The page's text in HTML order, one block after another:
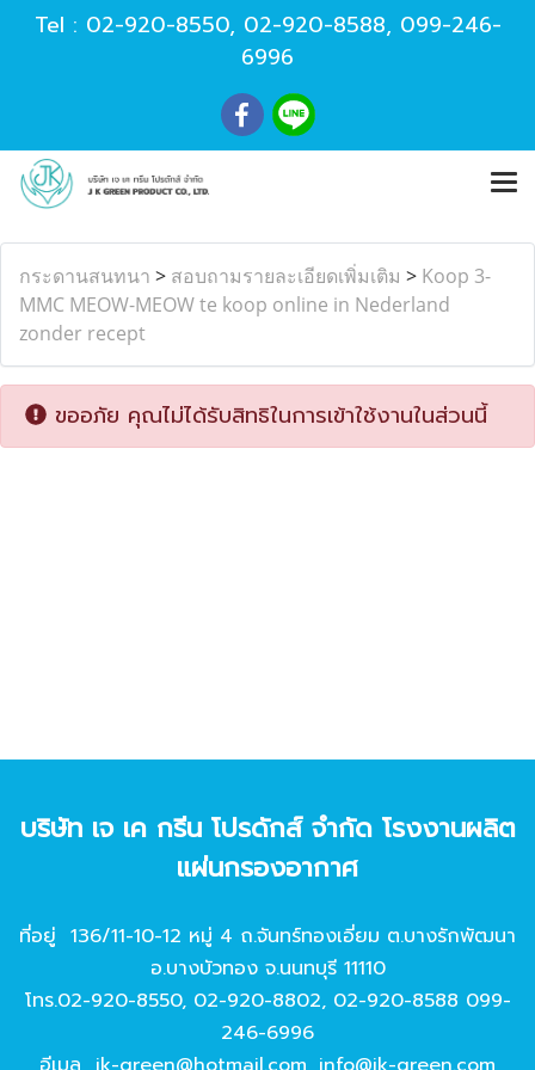
Tel : 02-920-8550, 02-920-8588, 099-246-
6996
กระดานสนทนา > สอบถามรายละเอียดเพิ่มเติม > Koop 3-
MMC MEOW-MEOW te koop online in Nederland
zonder recept
ขออภัย คุณไม่ได้รับสิทธิในการเข้าใช้งานในส่วนนี้
บริษัท เจ เค กรีน โปรดักส์ จํากัด โรงงานผลิต
แผ่นกรองอากาศ
ที่อยู่ 136/11-10-12 หมู่ 4 ถ.จันทร์ทองเอี่ยม ต.บางรักพัฒนา
อ.บางบัวทอง จ.นนทบุรี 11110
โทร.02-920-8550, 02-920-8802, 02-920-8588 099-
246-6996